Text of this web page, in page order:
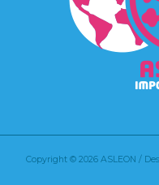
Copyright © 2026 ASLEON /